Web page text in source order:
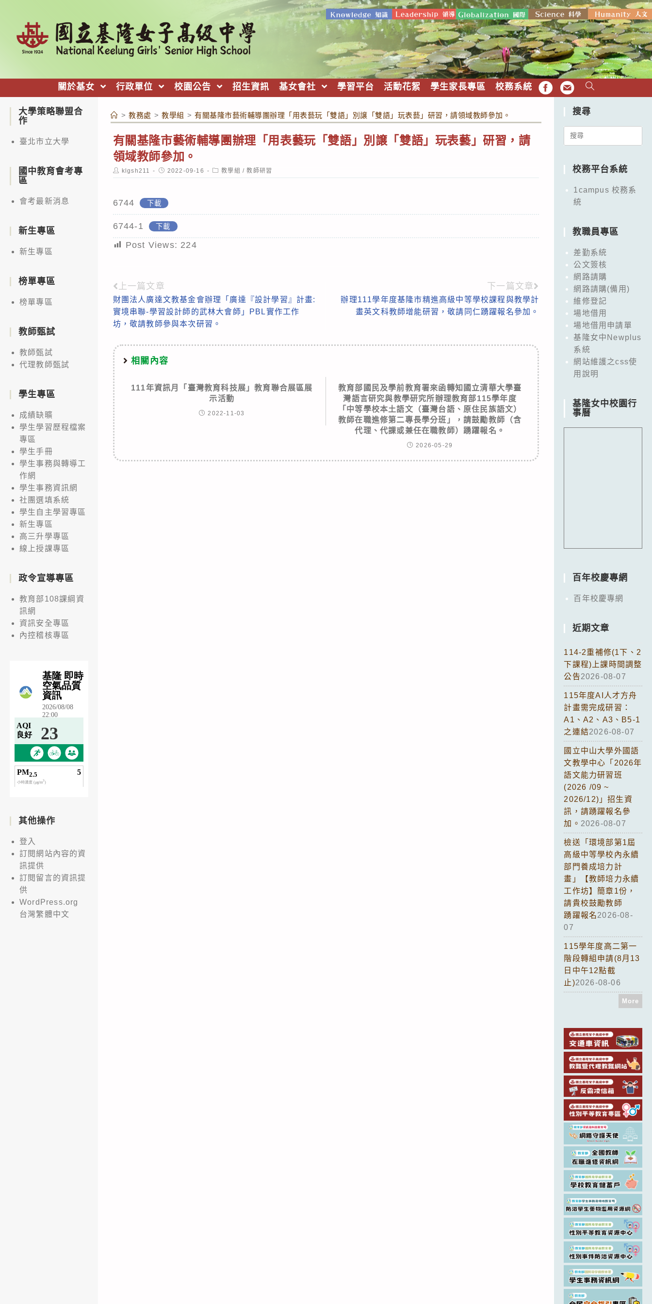
關於基女 行政單位 校園公告 招生資訊 基女會社 學習平台 活動花絮 學生家長專區 校務系統 FB EMAIL
> 教務處 > 教學組 > 有關基隆市藝術輔導團辦理「用表藝玩「雙語」別譲「雙語」玩表藝」研習，請領域教師參加。
有關基隆市藝術輔導團辦理「用表藝玩「雙語」別譲「雙語」玩表藝」研習，請
領域教師參加。
Post
author:
klgsh211
Post
published:
2022-09-16
Post
category:
教學組 / 教師研習
6744 下載
6744-1 下載
Post Views: 224
Read
more
articles
上一篇文章
財團法人廣達文教基金會辦理「廣達『設計學習』計畫:
實境串聯-學習設計師的武林大會師」PBL實作工作
坊，敬請教師參與本次研習。
下一篇文章
辦理111學年度基隆市精進高級中等學校課程與教學計
畫英文科教師增能研習，敬請同仁踴躍報名參加。
相關內容
111年資訊月「臺灣教育科技展」教育聯合展區展
示活動
2022-11-03
教育部國民及學前教育署來函轉知國立清華大學臺
灣語言研究與教學研究所辦理教育部115學年度
「中等學校本土語文（臺灣台語、原住民族語文）
教師在職進修第二專長學分班」，請鼓勵教師（含
代理、代課或兼任在職教師）踴躍報名。
2026-05-29
大學策略聯盟合
作
臺北市立大學
國中教育會考專
區
會考最新消息
新生專區
新生專區
榜單專區
榜單專區
教師甄試
教師甄試
代理教師甄試
學生專區
成績缺曠
學生學習歷程檔案
專區
學生手冊
學生事務與轉導工
作網
學生事務資訊網
社團選填系統
學生自主學習專區
新生專區
高三升學專區
線上授課專區
政令宣導專區
教育部108課綱資
訊網
資訊安全專區
內控稽核專區
其他操作
登入
訂閱網站內容的資
訊提供
訂閱留言的資訊提
供
WordPress.org
台灣繁體中文
搜尋
Search
校務平台系統
1campus 校務系
統
教職員專區
差勤系統
公文簽核
網路請購
網路請購(備用)
維修登記
場地借用
場地借用申請單
基隆女中Newplus
系統
網站維護之css使
用說明
基隆女中校園行
事曆
百年校慶專網
百年校慶專網
近期文章
114-2重補修(1下、2
下課程)上課時間調整
公告2026-08-07
115年度AI人才方舟
計畫需完成研習：
A1、A2、A3、B5-1
之連結2026-08-07
國立中山大學外國語
文教學中心「2026年
語文能力研習班
(2026 /09 ~
2026/12)」招生資
訊，請踴躍報名參
加。 2026-08-07
檢送「環境部第1屆
高級中等學校內永續
部門養成培力計
畫」【教師培力永續
工作坊】簡章1份，
請貴校鼓勵教師
踴躍報名2026-08-
07
115學年度高二第一
階段轉組申請(8月13
日中午12點截
止)2026-08-06
More